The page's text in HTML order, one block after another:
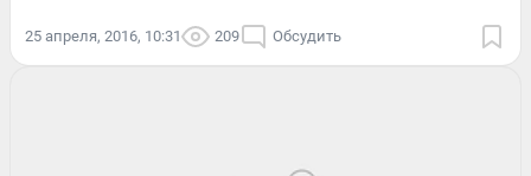
25 апреля, 2016, 10:31 209 Обсудить